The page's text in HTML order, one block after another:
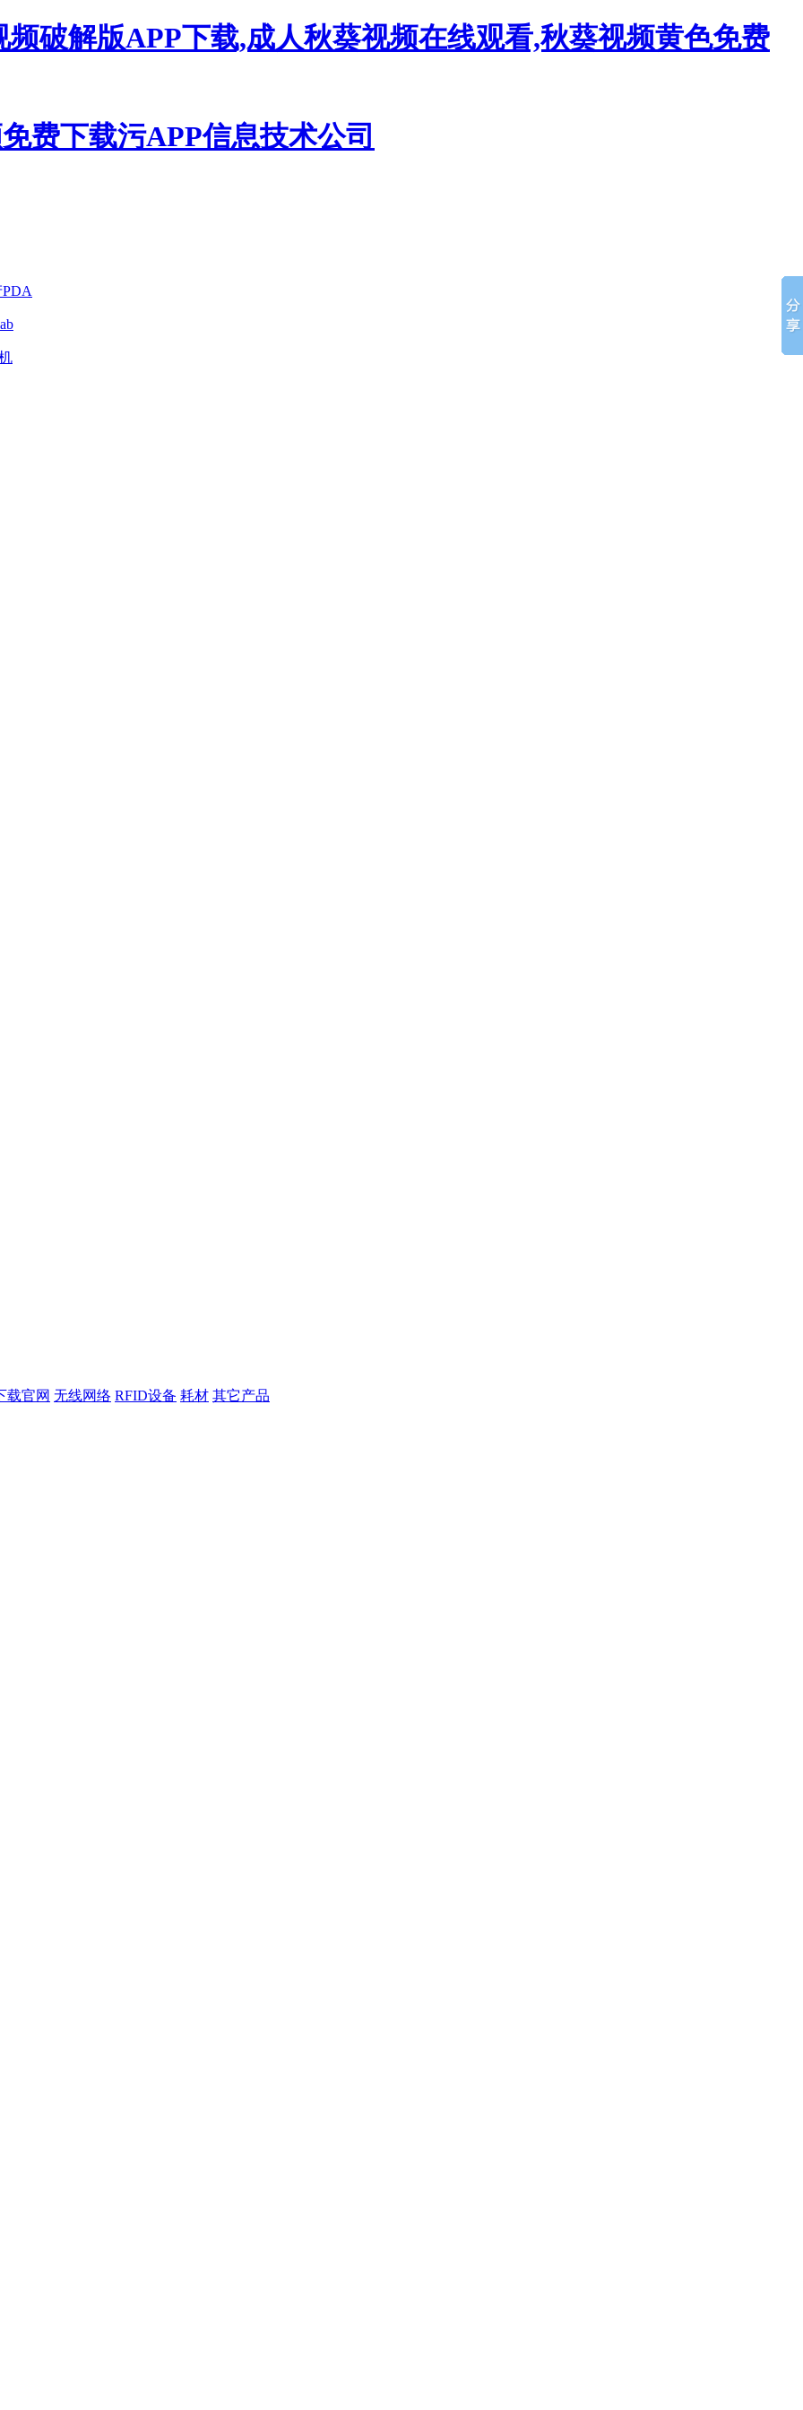
破解版APP下载,成人秋葵视频在线观看,秋葵视频黄色免费
载官网 无线网络 RFID设备 耗材 其它产品